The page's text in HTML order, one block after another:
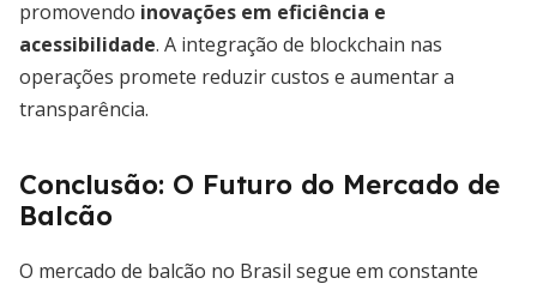
promovendo inovações em eficiência e
acessibilidade. A integração de blockchain nas
operações promete reduzir custos e aumentar a
transparência.
Conclusão: O Futuro do Mercado de
Balcão
O mercado de balcão no Brasil segue em constante